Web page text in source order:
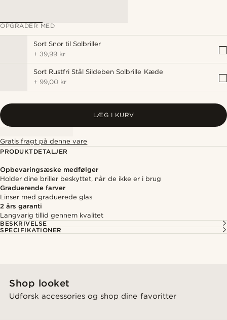
OPGRADER MED
Sort Snor til Solbriller
+ 39,99 kr
Sort Rustfri Stål Sildeben Solbrille Kæde
+ 99,00 kr
LÆG I KURV
Gratis fragt på denne vare
PRODUKTDETALJER
Opbevaringsæske medfølger
Holder dine briller beskyttet, når de ikke er i brug
Graduerende farver
Linser med graduerede glas
2 års garanti
Langvarig tillid gennem kvalitet
BESKRIVELSE
SPECIFIKATIONER
Shop looket
Udforsk accessories og shop dine favoritter